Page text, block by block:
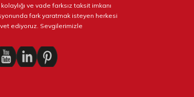
ve vade farksız taksit imkanı
fark yaratmak isteyen herkesi
ediyoruz. Sevgilerimizle